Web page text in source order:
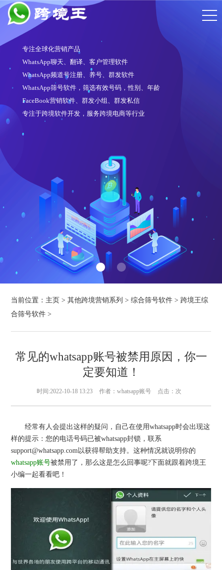
专注全球化营销产品
WhatsApp聊天、翻译、客户管理软件
WhatsApp频道号注册、养号、群发软件
WhatsApp筛号软件，筛选有效号码，性别、年龄
FaceBook营销软件、群发小组、群发私信
专注于跨境软件开发，服务跨境电商等行业
当前位置： 主页 >其他跨境营销系列 >综合筛号软件 >跨境王综
合筛号软件 >
常见的whatsapp账号被禁用原因，你一
定要知道！
时间:2022-10-18 13:23 作者：whatsapp账号 点击： 次
经常有人会提出这样的疑问，自己在使用whatsapp时会出现这
样的提示：您的电话号码已被whatsapp封锁，联系
support@whatsapp.com以获得帮助支持。这种情况就说明你的
whatsapp账号被禁用了，那么这是怎么回事呢?下面就跟着跨境王
小编一起看看吧！